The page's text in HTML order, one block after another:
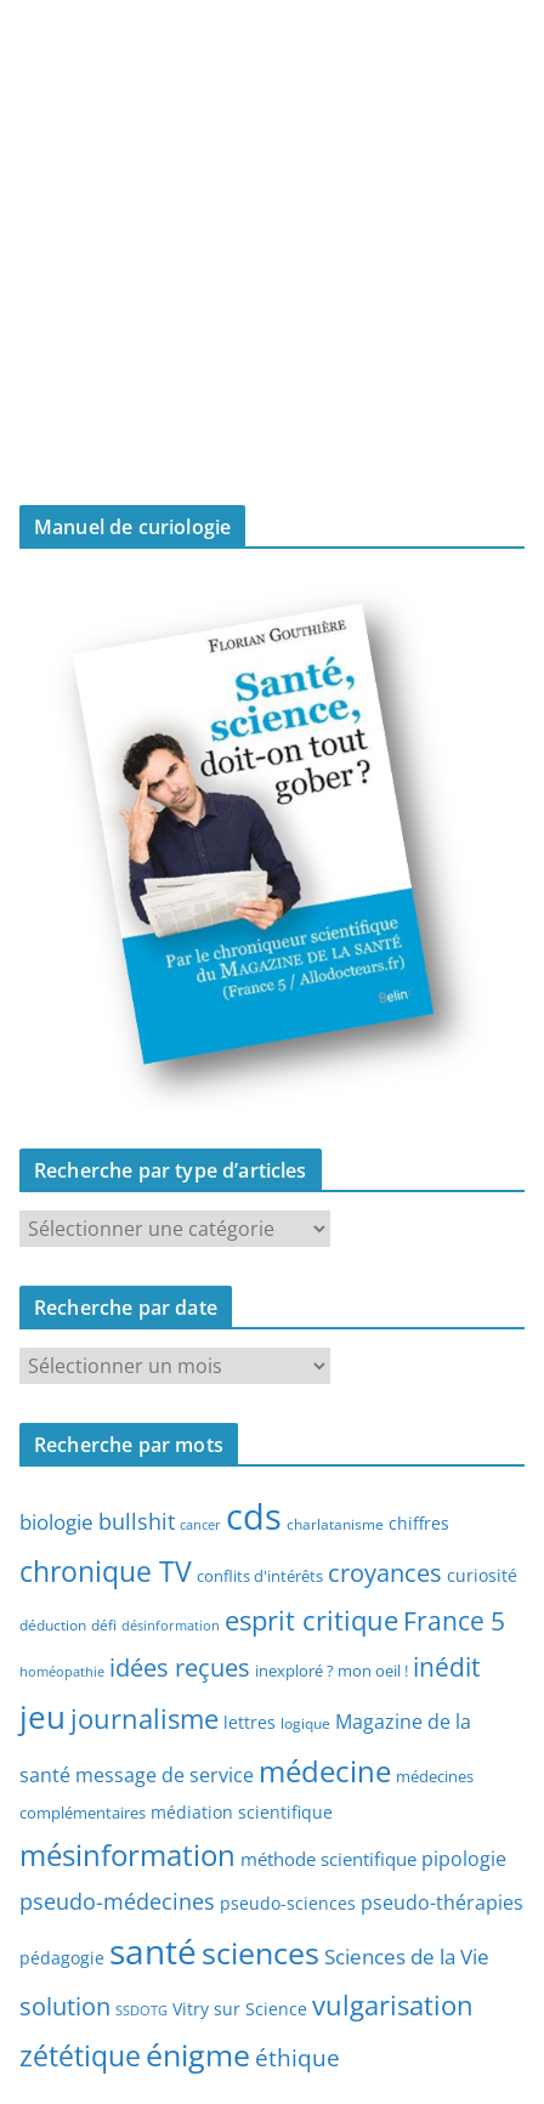
Manuel de curiologie
Recherche par type d’articles
c
e
e
a
y
e
d
’
a
i
c
e
Recherche par date
c
r
h
p
a
t
e
Recherche par mots
biologie bullshit cancer cds charlatanisme chiffres
chronique TV conflits d'intérêts croyances curiosité
déduction défi désinformation esprit critique France 5
homéopathie idées reçues inexploré ? mon oeil ! inédit
jeu journalisme lettres logique Magazine de la
santé message de service médecine médecines
complémentaires médiation scientifique
mésinformation méthode scientifique pipologie
pseudo-médecines pseudo-sciences pseudo-thérapies
pédagogie santésciences Sciences de la Vie
solution SSDOTG Vitry sur Science vulgarisation
zététiqueénigme éthique